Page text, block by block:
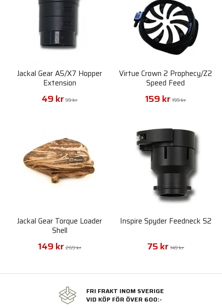
Jackal Gear A5/X7 Hopper
Extension
49 kr 99 kr
Virtue Crown 2 Prophecy/Z2
Speed Feed
159 kr 199 kr
Jackal Gear Torque Loader
Shell
149 kr 269 kr
Inspire Spyder Feedneck S2
75 kr 149 kr
FRI FRAKT INOM SVERIGE
VID KÖP FÖR ÖVER 600:-